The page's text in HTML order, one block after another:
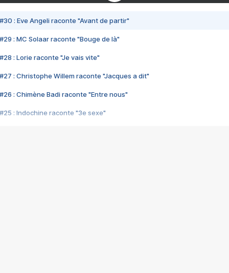
#30 : Eve Angeli raconte "Avant de partir"
#29 : MC Solaar raconte "Bouge de là"
#28 : Lorie raconte "Je vais vite"
#27 : Christophe Willem raconte "Jacques a dit"
#26 : Chimène Badi raconte "Entre nous"
#25 : Indochine raconte "3e sexe"